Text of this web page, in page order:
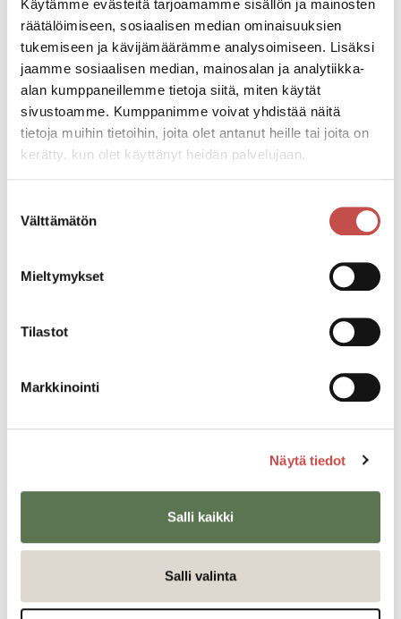
Käytämme evästeitä tarjoamamme sisällön ja mainosten
räätälöimiseen, sosiaalisen median ominaisuuksien
tukemiseen ja kävijämäärämme analysoimiseen. Lisäksi
jaamme sosiaalisen median, mainosalan ja analytiikka-
alan kumppaneillemme tietoja siitä, miten käytät
sivustoamme. Kumppanimme voivat yhdistää näitä
tietoja muihin tietoihin, joita olet antanut heille tai joita on
kerätty, kun olet käyttänyt heidän palvelujaan.
valinta
Välttämätön
Mieltymykset
Tilastot
Markkinointi
Näytä tiedot
Salli kaikki
Salli valinta
Jätehuoltomääräykset ja
jätetaksa
Sydän-Suomen jätelautakunta
lukuvuoden 2026–2027 kursseille alkaa
Kansalaisopisto 5.8.2026
Koulu alkaa keskiviikkona 12.8.2026
Esiopetus alkaa maanantaina 17.8.2026
Varhaiskasvatus ja esiopetus 3.8.2026